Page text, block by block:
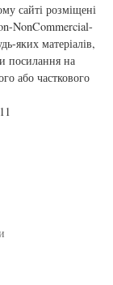
сайті розміщені
NonCommercial-
яких матеріалів,
посилання на
або часткового